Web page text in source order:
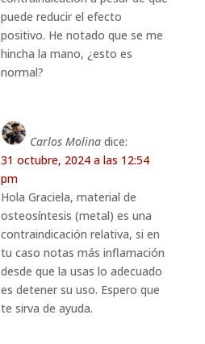
puede reducir el efecto
positivo. He notado que se me
hincha la mano, ¿esto es
normal?
Carlos Molina dice:
31 octubre, 2024 a las 12:54
pm
Hola Graciela, material de
osteosíntesis (metal) es una
contraindicación relativa, si en
tu caso notas más inflamación
desde que la usas lo adecuado
es detener su uso. Espero que
te sirva de ayuda.